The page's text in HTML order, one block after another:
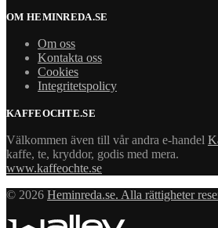
OM HEMINREDA.SE
Om oss
Kontakta oss
Cookies
Integritetspolicy
KAFFEOCHTE.SE
Välkommen även till vår andra e-handel
kaffe, te, kryddor, godis med mera.
www.kaffeochte.se
© 2026 Heminreda.se. Alla rättigheter